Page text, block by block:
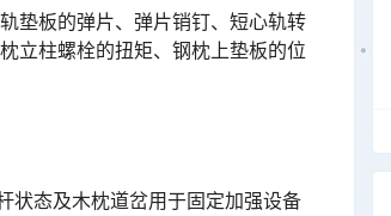
垫板的弹片、弹片销钉、短心轨转
立柱螺栓的扭矩、钢枕上垫板的位
状态及木枕道岔用于固定加强设备